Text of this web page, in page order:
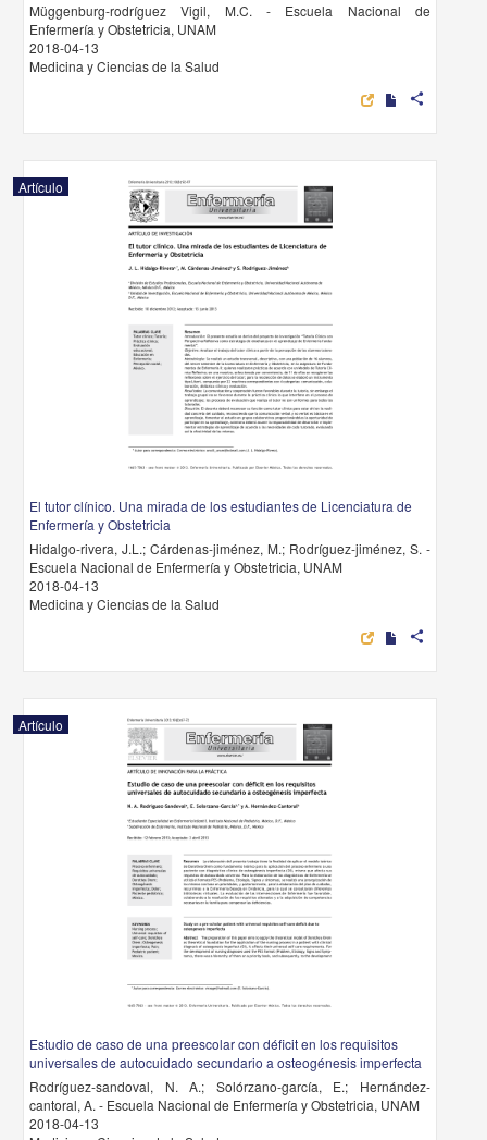
Müggenburg-rodríguez Vigil, M.C. - Escuela Nacional de
Enfermería y Obstetricia, UNAM
2018-04-13
Medicina y Ciencias de la Salud
share
Artículo
El tutor clínico. Una mirada de los estudiantes de Licenciatura de
Enfermería y Obstetricia
Hidalgo-rivera, J.L.; Cárdenas-jiménez, M.; Rodríguez-jiménez, S. -
Escuela Nacional de Enfermería y Obstetricia, UNAM
2018-04-13
Medicina y Ciencias de la Salud
share
Artículo
Estudio de caso de una preescolar con déficit en los requisitos
universales de autocuidado secundario a osteogénesis imperfecta
Rodríguez-sandoval, N. A.; Solórzano-garcía, E.; Hernández-
cantoral, A. - Escuela Nacional de Enfermería y Obstetricia, UNAM
2018-04-13